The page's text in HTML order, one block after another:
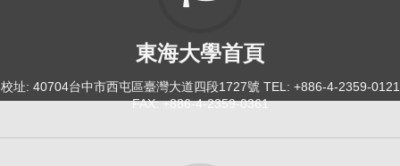
東海大學首頁
校址: 40704台中市西屯區臺灣大道四段1727號 TEL: +886-4-2359-0121
FAX: +886-4-2359-0361